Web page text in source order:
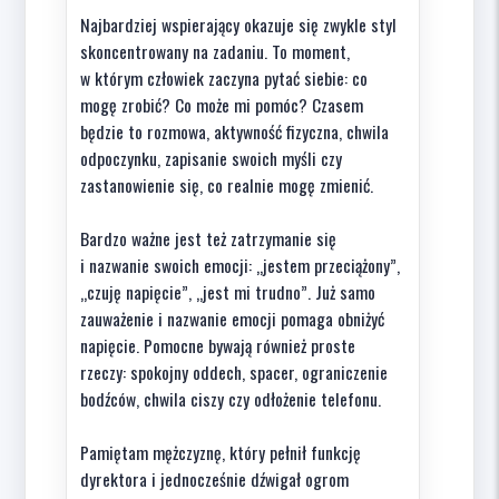
Najbardziej wspierający okazuje się zwykle styl
skoncentrowany na zadaniu. To moment,
w którym człowiek zaczyna pytać siebie: co
mogę zrobić? Co może mi pomóc? Czasem
będzie to rozmowa, aktywność fizyczna, chwila
odpoczynku, zapisanie swoich myśli czy
zastanowienie się, co realnie mogę zmienić.
Bardzo ważne jest też zatrzymanie się
i nazwanie swoich emocji: „jestem przeciążony”,
„czuję napięcie”, „jest mi trudno”. Już samo
zauważenie i nazwanie emocji pomaga obniżyć
napięcie. Pomocne bywają również proste
rzeczy: spokojny oddech, spacer, ograniczenie
bodźców, chwila ciszy czy odłożenie telefonu.
Pamiętam mężczyznę, który pełnił funkcję
dyrektora i jednocześnie dźwigał ogrom